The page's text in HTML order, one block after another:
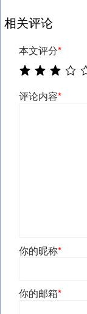
相关评论
本文评分*
评论内容*
你的昵称*
你的邮箱*